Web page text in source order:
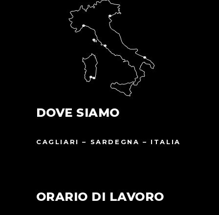
DOVE SIAMO
CAGLIARI – SARDEGNA – ITALIA
ORARIO DI LAVORO